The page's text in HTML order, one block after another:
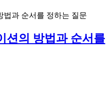
션의 방법과 순서를